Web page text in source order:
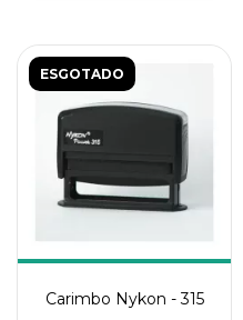
ESGOTADO
Carimbo Nykon - 315